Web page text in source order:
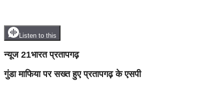
Listen to this
न्यूज 21भारत प्रतापगढ़
गुंडा माफिया पर सख्त हुए प्रतापगढ़ के एसपी